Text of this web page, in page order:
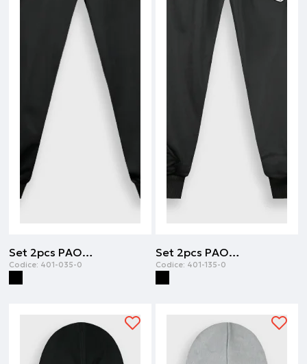
Set 2pcs PAOK FC | Nero
Codice: 401-035-0
Set 2pcs PAOK FC | Nero
Codice: 401-135-0